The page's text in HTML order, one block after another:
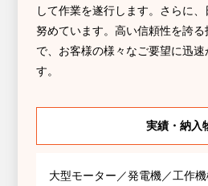
して作業を遂行します。さらに
努めています。高い信頼性を誇
で、お客様の様々なご要望に迅速
す。
実績・納入
大型モーター／発電機／工作